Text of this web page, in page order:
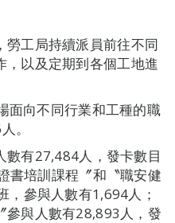
工局持續派員前往不同
以及定期到各個工地進
面向不同行業和工種的職
。
數有27,484人，發卡數目
書培訓課程〞和〝職安健
，參與人數有1,694人；
參與人數有28,893人，發